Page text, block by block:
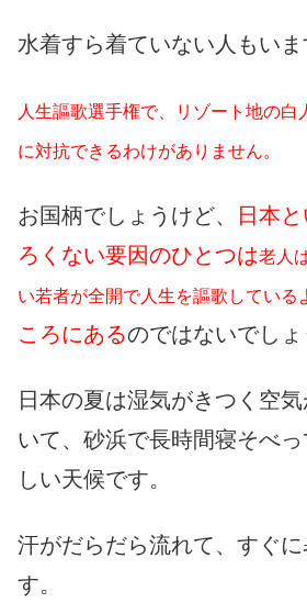
水着すら着ていない人もいま
人生謳歌選手権で、リゾート地の白
に対抗できるわけがありません。
お国柄でしょうけど、
日本
ろくない要因のひとつは老人
い若者が全開で人生を謳歌している
ころにあるのではないでしょ
日本の夏は湿気がきつく空
いて、砂浜で長時間寝そべ
しい天候です。
汗がだらだら流れて、すぐに
す。